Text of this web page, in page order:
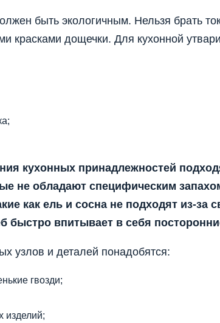
быть экологичным. Нельзя брать
красками дощечки. Для кухонной
кухонных принадлежностей
не обладают специфическим
как ель и сосна не подходят из-за
быстро впитывает в себя
узлов и деталей понадобятся:
гвозди;
изделий;